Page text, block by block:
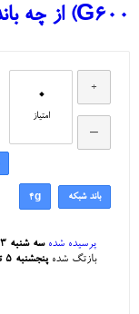
G600) از چه باندهای 4G پشتیبانی می‌کنه؟
0
امتیاز
باند شبکه 4g
پرسیده شده سه شنبه ۳ تیر ۱۳۹۳
بازتگ شده پنجشنبه ۵ تیر ۱۳۹۳